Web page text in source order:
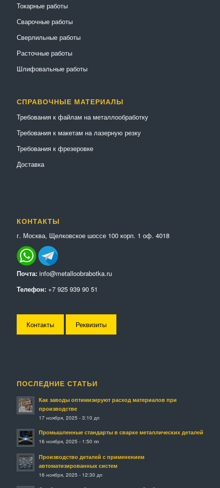
Токарные работы
Сварочные работы
Сверлильные работы
Расточные работы
Шлифовальные работы
СПРАВОЧНЫЕ МАТЕРИАЛЫ
Требования к файлам на металлообработку
Требования к макетам на лазерную резку
Требования к фрезеровке
Доставка
КОНТАКТЫ
г. Москва, Щелковское шоссе 100 корп. 1 оф. 4018
Почта: info@metalloobrabotka.ru
Телефон: +7 925 939 90 51
Контакты Реквизиты
ПОСЛЕДНИЕ СТАТЬИ
Как заводы оптимизируют расход материалов при
производстве
17 ноября, 2025 - 3:10 дп
Промышленные стандарты в сварке металлических деталей
16 ноября, 2025 - 1:50 пп
Производство деталей с применением
автоматизированных систем
16 ноября, 2025 - 12:30 дп